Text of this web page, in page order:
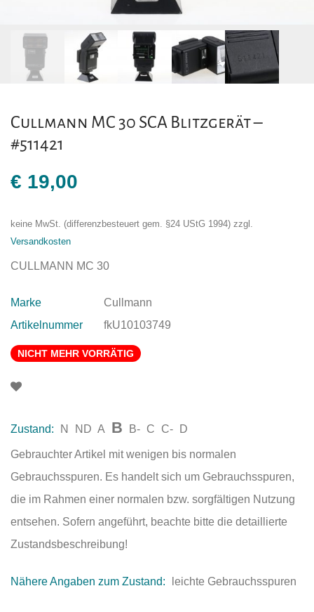
Cullmann MC 30 SCA Blitzgerät –
#511421
€ 19,00
keine MwSt. (differenzbesteuert gem. §24 UStG 1994) zzgl.
Versandkosten
CULLMANN MC 30
Marke
Cullmann
Artikelnummer
fkU10103749
NICHT MEHR VORRÄTIG
Zustand: N ND A B B- C C- D
Gebrauchter Artikel mit wenigen bis normalen
Gebrauchsspuren. Es handelt sich um Gebrauchsspuren,
die im Rahmen einer normalen bzw. sorgfältigen Nutzung
entsehen. Sofern angeführt, beachte bitte die detaillierte
Zustandsbeschreibung!
Nähere Angaben zum Zustand: leichte Gebrauchsspuren